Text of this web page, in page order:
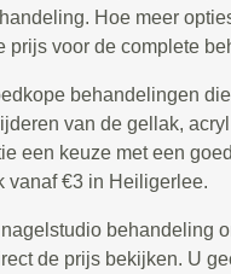
Hoe meer
prijs voor de complete
behandelingen
van de gellak,
een keuze met een
vanaf €3 in Heiligerlee.
behandeling
de prijs bekijken. U